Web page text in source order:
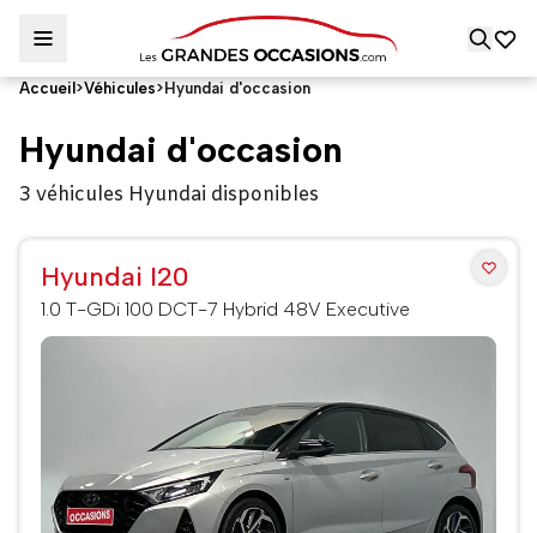
Accueil >Véhicules> Hyundai d'occasion
Hyundai d'occasion
3 véhicules Hyundai disponibles
Hyundai I20
1.0 T-GDi 100 DCT-7 Hybrid 48V Executive